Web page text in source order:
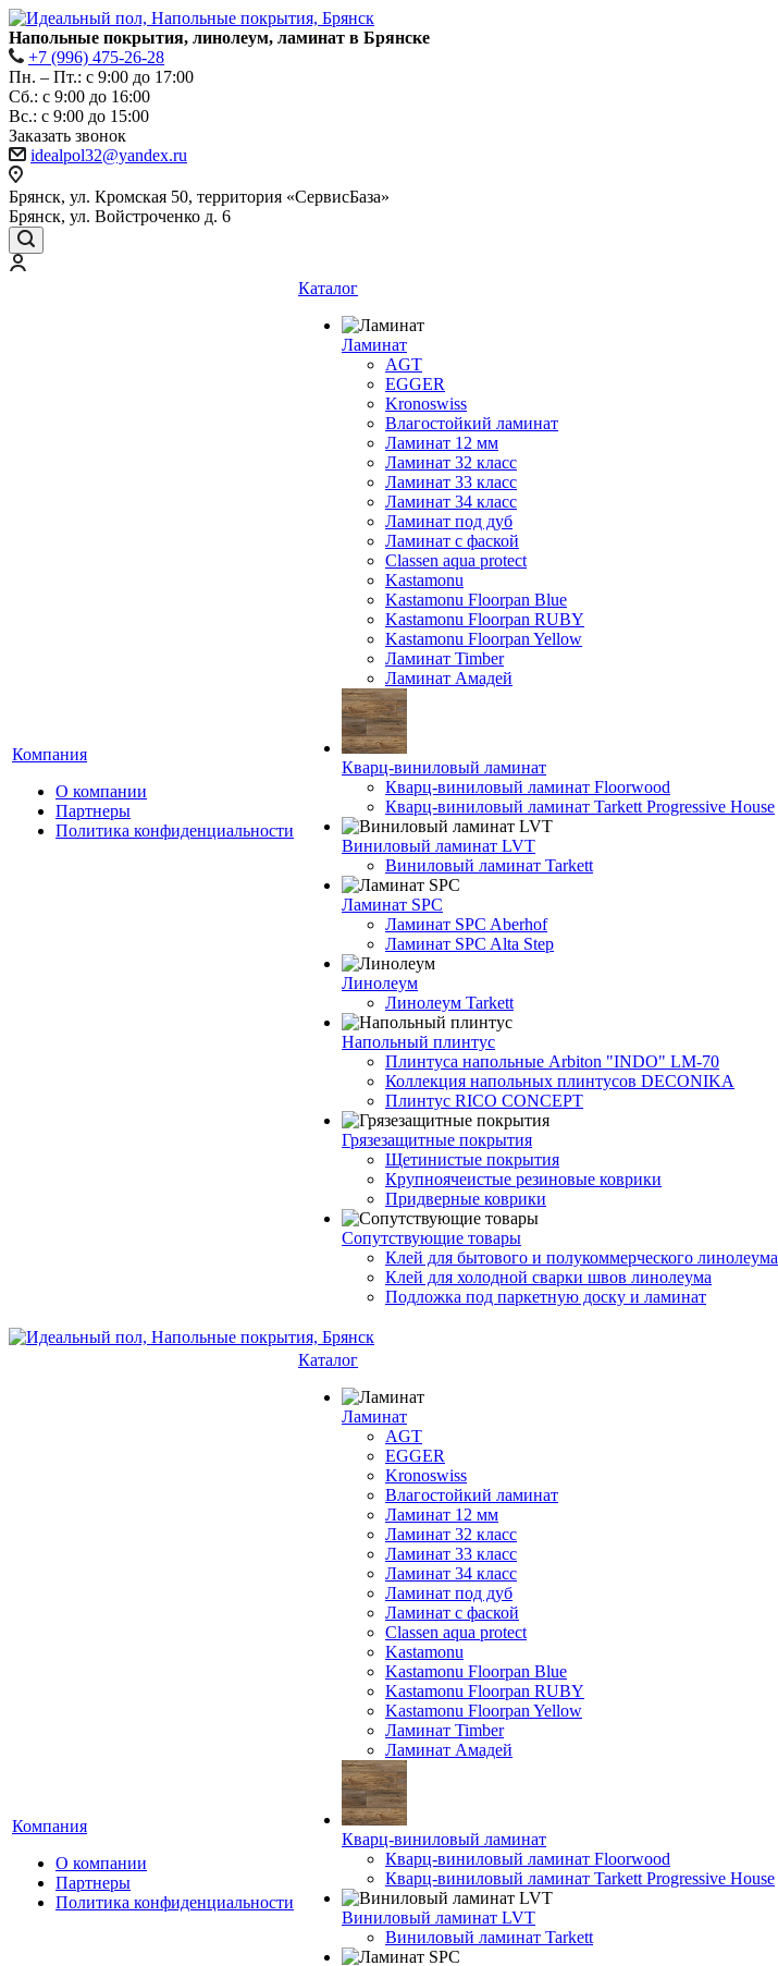
Напольные покрытия, линолеум, ламинат в Брянске
+7 (996) 475-26-28
Пн. – Пт.: с 9:00 до 17:00
Сб.: с 9:00 до 16:00
Bc.: с 9:00 до 15:00
Заказать звонок
idealpol32@yandex.ru
Брянск, ул. Кромская 50, территория «СервисБаза»
Брянск, ул. Войстроченко д. 6
Компания
О компании
Партнеры
Политика конфиденциальности
Каталог
Ламинат
AGT
EGGER
Kronoswiss
Влагостойкий ламинат
Ламинат 12 мм
Ламинат 32 класс
Ламинат 33 класс
Ламинат 34 класс
Ламинат под дуб
Ламинат с фаской
Classen aqua protect
Kastamonu
Kastamonu Floorpan Blue
Kastamonu Floorpan RUBY
Kastamonu Floorpan Yellow
Ламинат Timber
Ламинат Амадей
Кварц-виниловый ламинат
Кварц-виниловый ламинат Floorwood
Кварц-виниловый ламинат Tarkett Progressive House
Виниловый ламинат LVT
Виниловый ламинат Tarkett
Ламинат SPC
Ламинат SPC Aberhof
Ламинат SPC Alta Step
Линолеум
Линолеум Tarkett
Напольный плинтус
Плинтуса напольные Arbiton "INDO" LM-70
Коллекция напольных плинтусов DECONIKA
Плинтус RICO CONCEPT
Грязезащитные покрытия
Щетинистые покрытия
Крупноячеистые резиновые коврики
Придверные коврики
Сопутствующие товары
Клей для бытового и полукоммерческого линолеума
Клей для холодной сварки швов линолеума
Подложка под паркетную доску и ламинат
Компания
О компании
Партнеры
Политика конфиденциальности
Каталог
Ламинат
AGT
EGGER
Kronoswiss
Влагостойкий ламинат
Ламинат 12 мм
Ламинат 32 класс
Ламинат 33 класс
Ламинат 34 класс
Ламинат под дуб
Ламинат с фаской
Classen aqua protect
Kastamonu
Kastamonu Floorpan Blue
Kastamonu Floorpan RUBY
Kastamonu Floorpan Yellow
Ламинат Timber
Ламинат Амадей
Кварц-виниловый ламинат
Кварц-виниловый ламинат Floorwood
Кварц-виниловый ламинат Tarkett Progressive House
Виниловый ламинат LVT
Виниловый ламинат Tarkett